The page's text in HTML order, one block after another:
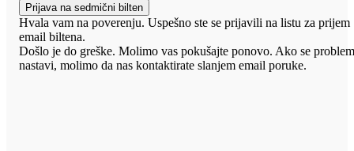
Prijava na sedmični bilten
Hvala vam na poverenju. Uspešno ste se prijavili na listu za prijem
email biltena.
Došlo je do greške. Molimo vas pokušajte ponovo. Ako se
nastavi, molimo da nas kontaktirate slanjem email poruke.